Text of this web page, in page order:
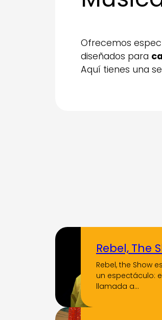
Ofrecemos
diseñados para
Aquí tienes una
Rebel, The
Rebel, the Show
un espectáculo:
llamada a…